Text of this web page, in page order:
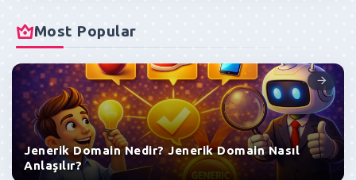
Most Popular
Jenerik Domain Nedir? Jenerik Domain Nasıl
Anlaşılır?